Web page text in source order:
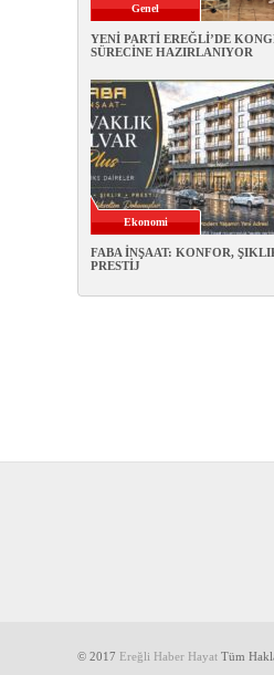
Genel
YENİ PARTİ EREĞLİ’DE
SÜRECİNE HAZIRLANIYOR
Ekonomi
FABA İNŞAAT: KONFOR,
PRESTİJ
© 2017 Ereğli Haber HayatTüm